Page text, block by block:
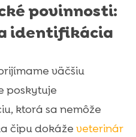
povinnosti:
identifikácia
väčšiu
poskytuje
ktorá sa nemôže
čipu dokáže veterinár